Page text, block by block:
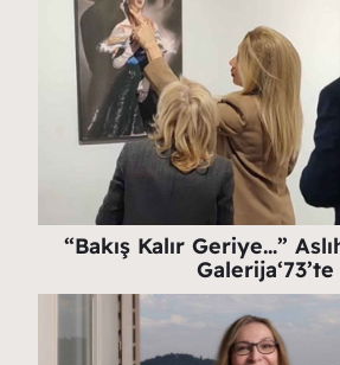
“Bakış Kalır Geriye…”
Galerija‘73’te